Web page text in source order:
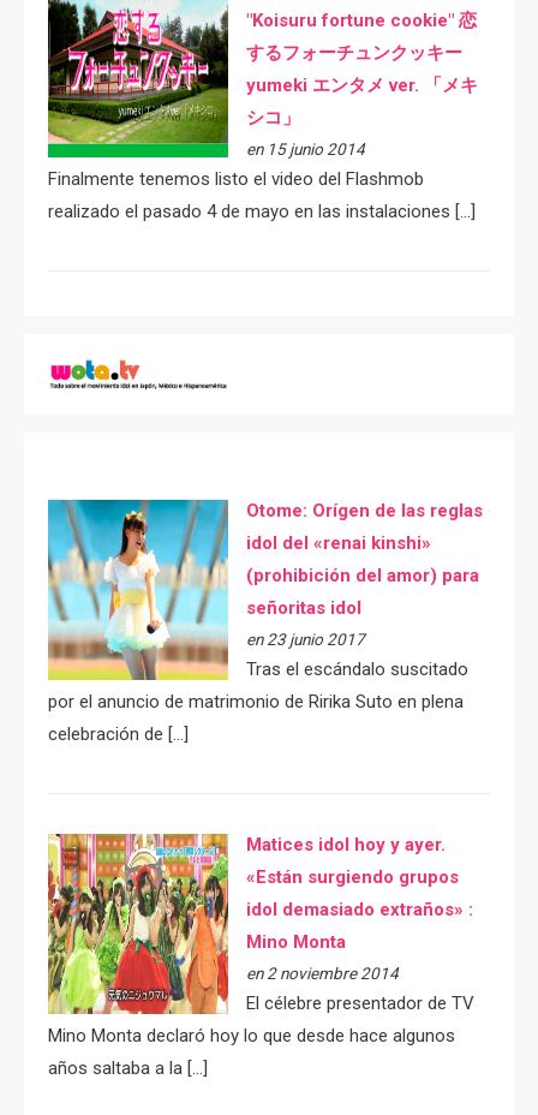
"Koisuru fortune cookie" 恋
するフォーチュンクッキー
yumeki エンタメ ver. 「メキ
シコ」
en 15 junio 2014
Finalmente tenemos listo el video del Flashmob
realizado el pasado 4 de mayo en las instalaciones […]
Otome: Orígen de las reglas
idol del «renai kinshi»
(prohibición del amor) para
señoritas idol
en 23 junio 2017
Tras el escándalo suscitado
por el anuncio de matrimonio de Ririka Suto en plena
celebración de […]
Matices idol hoy y ayer.
«Están surgiendo grupos
idol demasiado extraños» :
Mino Monta
en 2 noviembre 2014
El célebre presentador de TV
Mino Monta declaró hoy lo que desde hace algunos
años saltaba a la […]